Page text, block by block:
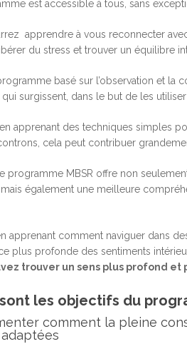
est accessible à tous, sans
apprendre à vous reconnecter
du stress et trouver un équilibre
basé sur l’observation et la
surgissent, dans le but de les
apprenant des techniques simples
cela peut contribuer
programme MBSR offre non
mais également une meilleure
apprenant comment naviguer dans
plus profonde des sentiments
trouver un sens plus profond
les objectifs du
comment la pleine